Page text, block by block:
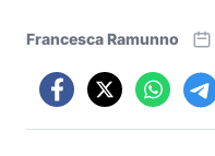
Francesca Ramunno